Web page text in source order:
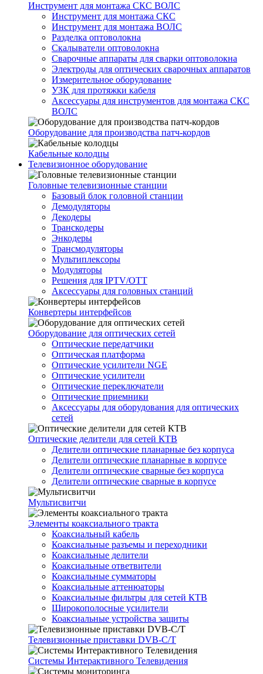
Инструмент для монтажа СКС ВОЛС
Инструмент для монтажа СКС
Инструмент для монтажа ВОЛС
Разделка оптоволокна
Скалыватели оптоволокна
Сварочные аппараты для сварки оптоволокна
Электроды для оптических сварочных аппаратов
Измерительное оборудование
УЗК для протяжки кабеля
Аксессуары для инструментов для монтажа СКС
ВОЛС
Оборудование для производства патч-кордов
Кабельные колодцы
Телевизионное оборудование
Головные телевизионные станции
Базовый блок головной станции
Демодуляторы
Декодеры
Транскодеры
Энкодеры
Трансмодуляторы
Мультиплексоры
Модуляторы
Решения для IPTV/OTT
Аксессуары для головных станций
Конвертеры интерфейсов
Оборудование для оптических сетей
Оптические передатчики
Оптическая платформа
Оптические усилители NGE
Оптические усилители
Оптические переключатели
Оптические приемники
Аксессуары для оборудования для оптических
сетей
Оптические делители для сетей КТВ
Делители оптические планарные без корпуса
Делители оптические планарные в корпусе
Делители оптические сварные без корпуса
Делители оптические сварные в корпусе
Мультисвитчи
Элементы коаксиального тракта
Коаксиальный кабель
Коаксиальные разъемы и переходники
Коаксиальные делители
Коаксиальные ответвители
Коаксиальные сумматоры
Коаксиальные аттенюаторы
Коаксиальные фильтры для сетей КТВ
Широкополосные усилители
Коаксиальные устройства защиты
Телевизионные приставки DVB-C/T
Системы Интерактивного Телевидения